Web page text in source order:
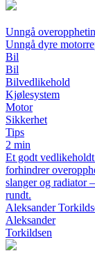
Unngå
Unngå dyre
Bil
Bil
Bilvedlikehold
Kjølesystem
Motor
Sikkerhet
Tips
2 min
Et godt
forhindrer
slanger og radiator
rundt.
Aleksander
Aleksander
Torkildsen